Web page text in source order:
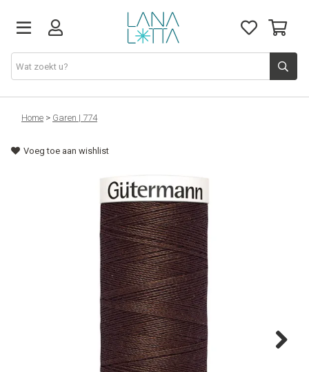
Stoffen
Fournituren
Home > Garen | 774
Voeg toe aan wishlist